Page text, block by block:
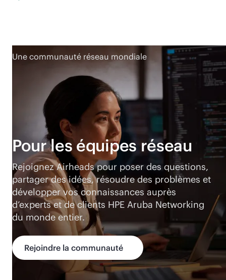
Une communauté réseau mondiale
Pour les équipes réseau
Rejoignez Airheads pour poser des questions,
partager des idées, résoudre des problèmes et
développer vos connaissances auprès
d’experts et de clients HPE Aruba Networking
du monde entier.
Rejoindre la communauté